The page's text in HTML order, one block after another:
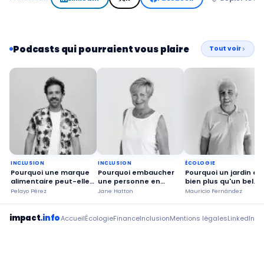
Podcasts qui pourraient vous plaire Tout voir
INCLUSION
Pourquoi une marque
alimentaire peut-elle
croître sans trahir ses
Pelayo Pérez
INCLUSION
Pourquoi embaucher
une personne en
situation de
Jane Hatton
ÉCOLOGIE
Pourquoi un jardin
bien plus qu'un bel
espace ?
Mauricio Fernández
impact.infoAccueilÉcologieFinanceInclusionMentions légalesLinkedIn